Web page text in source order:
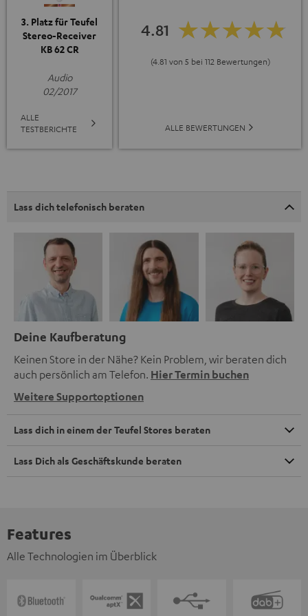
3. Platz für Teufel
Stereo-Receiver
KB 62 CR
Audio
02/2017
ALLE
TESTBERICHTE
4.81
(4.81 von 5 bei 112 Bewertungen)
ALLE BEWERTUNGEN
Lass dich telefonisch beraten
Deine Kaufberatung
Keinen Store in der Nähe? Kein Problem, wir beraten dich
auch persönlich am Telefon. Hier Termin buchen
Weitere Supportoptionen
Lass dich in einem der Teufel Stores beraten
Lass Dich als Geschäftskunde beraten
Features
Alle Technologien im Überblick